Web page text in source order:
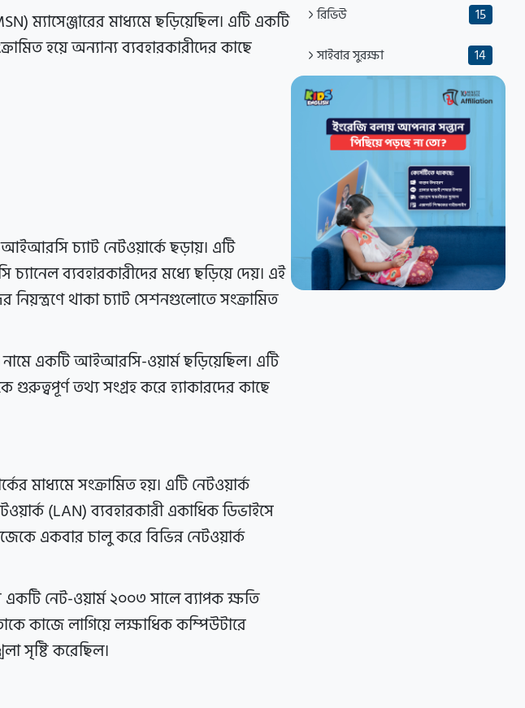
ম্যাসেঞ্জারের মাধ্যমে ছড়িয়েছিল। এটি একটি
হয়ে অন্যান্য ব্যবহারকারীদের কাছে
চ্যাট নেটওয়ার্কে ছড়ায়। এটি
ব্যবহারকারীদের মধ্যে ছড়িয়ে দেয়। এই
নিয়ন্ত্রণে থাকা চ্যাট সেশনগুলোতে সংক্রামিত
একটি আইআরসি-ওয়ার্ম ছড়িয়েছিল। এটি
গুরুত্বপূর্ণ তথ্য সংগ্রহ করে হ্যাকারদের কাছে
মাধ্যমে সংক্রামিত হয়। এটি নেটওয়ার্ক
(LAN) ব্যবহারকারী একাধিক ডিভাইসে
একবার চালু করে বিভিন্ন নেটওয়ার্ক
একটি নেট-ওয়ার্ম ২০০৩ সালে ব্যাপক ক্ষতি
কাজে লাগিয়ে লক্ষাধিক কম্পিউটারে
সৃষ্টি করেছিল।
রিভিউ
15
সাইবার সুরক্ষা
14